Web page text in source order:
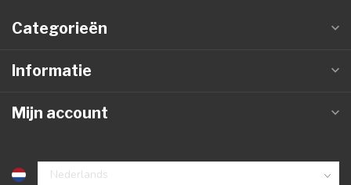
Categorieën
Informatie
Mijn account